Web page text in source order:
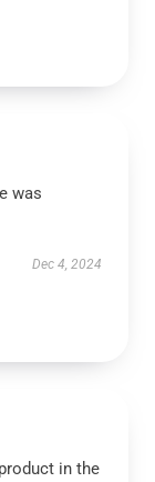
was
Dec 4, 2024
in the